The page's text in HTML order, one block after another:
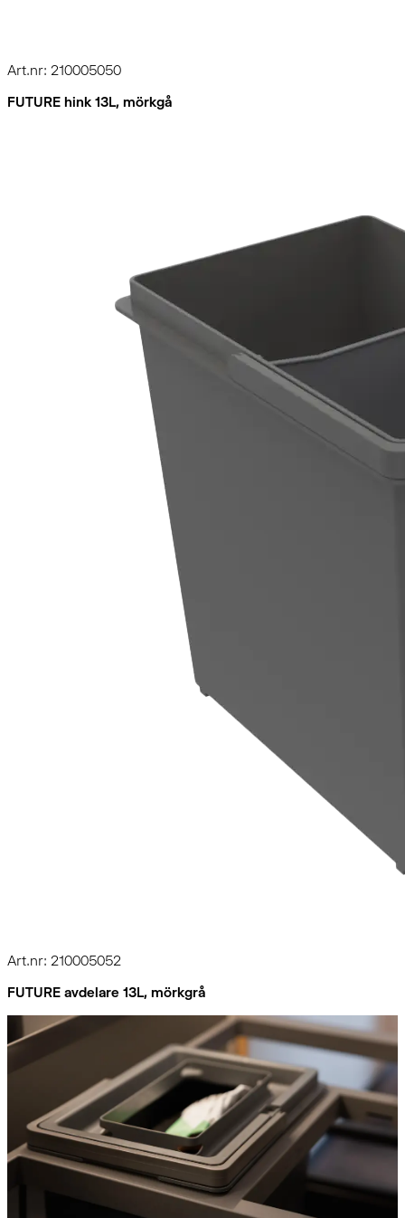
Art.nr: 210005050
FUTURE hink 13L, mörkgå
Art.nr: 210005052
FUTURE avdelare 13L, mörkgrå